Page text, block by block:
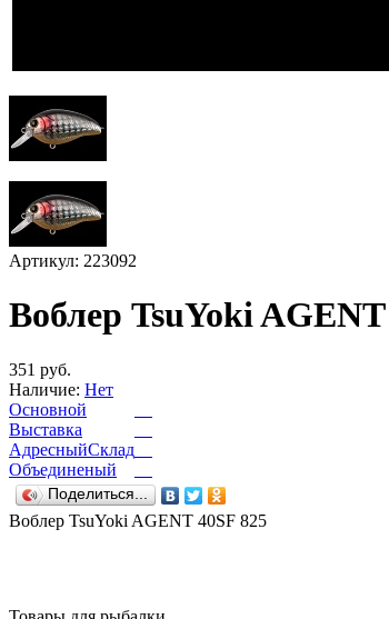
Артикул: 223092
Воблер TsuYoki AGENT
351 руб.
Наличие: Нет
Основной
Выставка
АдресныйСклад
Объединеный
Поделиться...
Воблер TsuYoki AGENT 40SF 825